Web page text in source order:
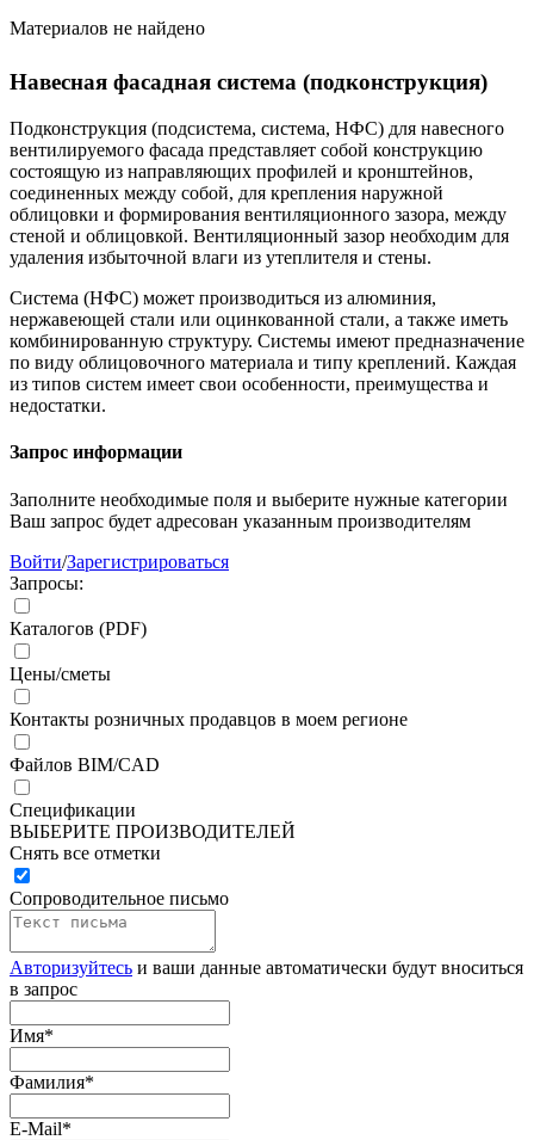
Материалов не найдено
Навесная фасадная система (подконструкция)
Подконструкция (подсистема, система, НФС) для навесного
вентилируемого фасада представляет собой конструкцию
состоящую из направляющих профилей и кронштейнов,
соединенных между собой, для крепления наружной
облицовки и формирования вентиляционного зазора, между
стеной и облицовкой. Вентиляционный зазор необходим для
удаления избыточной влаги из утеплителя и стены.
Система (НФС) может производиться из алюминия,
нержавеющей стали или оцинкованной стали, а также иметь
комбинированную структуру. Системы имеют предназначение
по виду облицовочного материала и типу креплений. Каждая
из типов систем имеет свои особенности, преимущества и
недостатки.
Запрос информации
Заполните необходимые поля и выберите нужные категории
Ваш запрос будет адресован указанным производителям
Войти/Зарегистрироваться
Запросы:
Каталогов (PDF)
Цены/сметы
Контакты розничных продавцов в моем регионе
Файлов BIM/CAD
Спецификации
ВЫБЕРИТЕ ПРОИЗВОДИТЕЛЕЙ
Снять все отметки
Сопроводительное письмо
Авторизуйтесь и ваши данные автоматически будут вноситься
в запрос
Имя*
Фамилия*
E-Mail*